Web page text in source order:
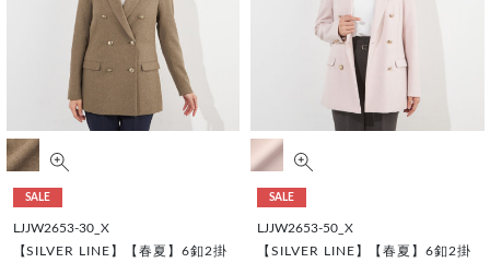
SALE
LJJW2653-30_X
【SILVER LINE】【春夏】6釦2掛
SALE
LJJW2653-50_X
【SILVER LINE】【春夏】6釦2掛